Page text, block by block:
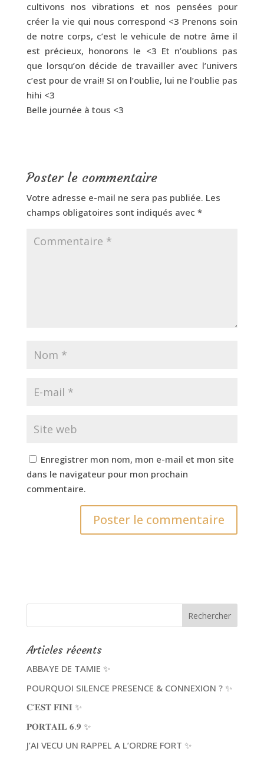
cultivons nos vibrations et nos pensées pour
créer la vie qui nous correspond <3 Prenons soin
de notre corps, c’est le vehicule de notre âme il
est précieux, honorons le <3 Et n’oublions pas
que lorsqu’on décide de travailler avec l’univers
c’est pour de vrai!! SI on l’oublie, lui ne l’oublie pas
hihi <3
Belle journée à tous <3
Poster le commentaire
Votre adresse e-mail ne sera pas publiée. Les
champs obligatoires sont indiqués avec *
Enregistrer mon nom, mon e-mail et mon site
dans le navigateur pour mon prochain
commentaire.
Articles récents
ABBAYE DE TAMIE ✨
POURQUOI SILENCE PRESENCE & CONNEXION ? ✨
𝐂’𝐄𝐒𝐓 𝐅𝐈𝐍𝐈 ✨
𝐏𝐎𝐑𝐓𝐀𝐈𝐋 𝟔.𝟗 ✨
J’AI VECU UN RAPPEL A L’ORDRE FORT ✨